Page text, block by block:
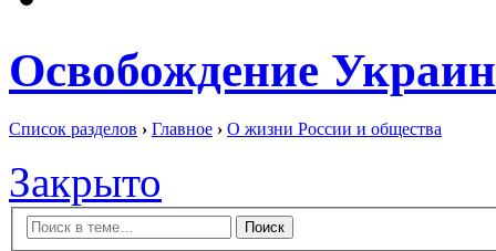
Освобождение
Список разделов › Главное › О жизни России и общества
Закрыто